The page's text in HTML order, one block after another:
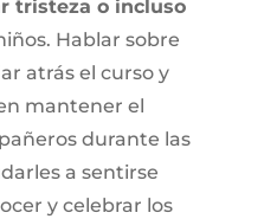
tristeza o incluso
Hablar sobre
atrás el curso y
mantener el
durante las
a sentirse
y celebrar los